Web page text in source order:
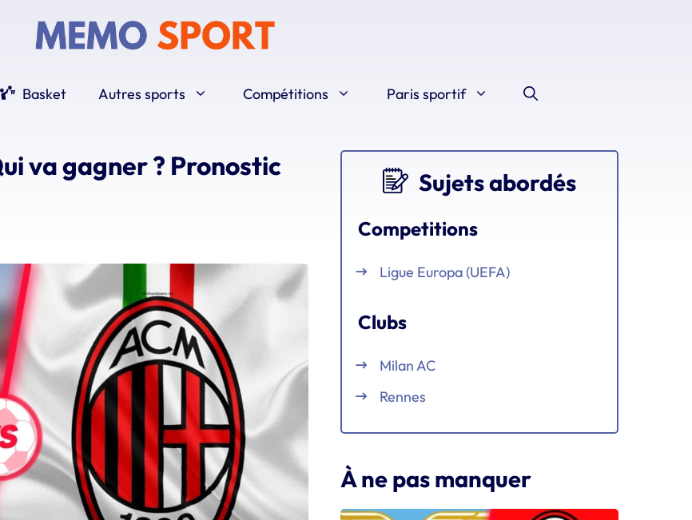
Basket Autres sports Compétitions Paris sportif
va gagner ? Pronostic
Sujets abordés
Competitions
Ligue Europa (UEFA)
Clubs
Milan AC
Rennes
À ne pas manquer